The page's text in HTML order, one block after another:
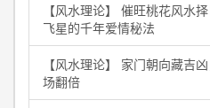
【风水理论】 催旺桃花风水
飞星的千年爱情秘法
【风水理论】 家门朝向藏吉
场翻倍